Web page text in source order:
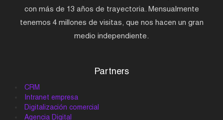
con más de 13 años de trayectoria. Mensualmente
tenemos 4 millones de visitas, que nos hacen un gran
medio independiente.
Partners
CRM
Intranet empresa
Digitalización comercial
Agencia Digital